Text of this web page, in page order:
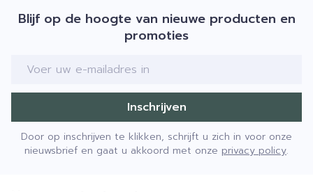
Blijf op de hoogte van nieuwe producten en
promoties
E-mail adres
Inschrijven
Door op inschrijven te klikken, schrijft u zich in voor onze
nieuwsbrief en gaat u akkoord met onze privacy policy.